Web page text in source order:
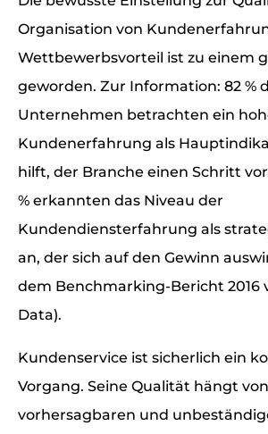
Organisation von
Wettbewerbsvorteil ist zu einem
geworden. Zur Information: 82 %
Unternehmen betrachten ein
Kundenerfahrung als
hilft, der Branche einen Schritt
% erkannten das Niveau der
Kundendiensterfahrung als
an, der sich auf den Gewinn
dem Benchmarking-Bericht 2016
Data).
Kundenservice ist sicherlich ein
Vorgang. Seine Qualität hängt
vorhersagbaren und